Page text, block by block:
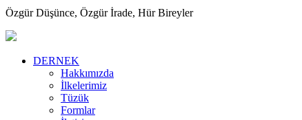
Özgür Düşünce, Özgür İrade, Hür Bireyler
DERNEK
Hakkımızda
İlkelerimiz
Tüzük
Formlar